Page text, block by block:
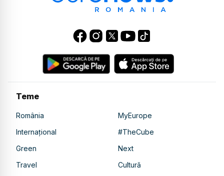
Teme
România
MyEurope
Internațional
#TheCube
Green
Next
Travel
Cultură